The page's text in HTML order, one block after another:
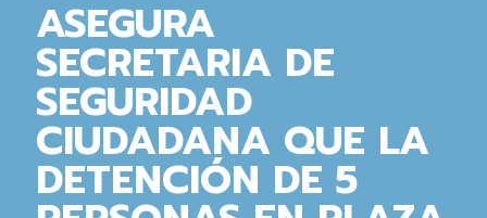
ASEGURA
SECRETARIA DE
SEGURIDAD
CIUDADANA QUE LA
DETENCIÓN DE 5